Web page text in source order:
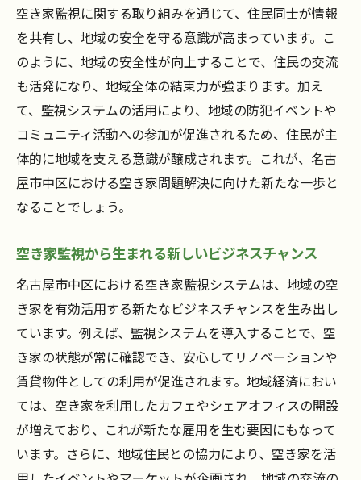
空き家監視に関する取り組みを通じて、住民同士が情報
を共有し、地域の安全を守る意識が高まっています。こ
のように、地域の安全性が向上することで、住民の交流
も活発になり、地域全体の結束力が強まります。加え
て、監視システムの活用により、地域の防犯イベントや
コミュニティ活動への参加が促進されるため、住民が主
体的に地域を支える意識が醸成されます。これが、名古
屋市中区における空き家問題解決に向けた新たな一歩と
なることでしょう。
空き家監視から生まれる新しいビジネスチャンス
名古屋市中区における空き家監視システムは、地域の空
き家を有効活用する新たなビジネスチャンスを生み出し
ています。例えば、監視システムを導入することで、空
き家の状態が常に確認でき、安心してリノベーションや
賃貸物件としての利用が促進されます。地域経済におい
ては、空き家を利用したカフェやシェアオフィスの開設
が増えており、これが新たな雇用を生む要因にもなって
います。さらに、地域住民との協力により、空き家を活